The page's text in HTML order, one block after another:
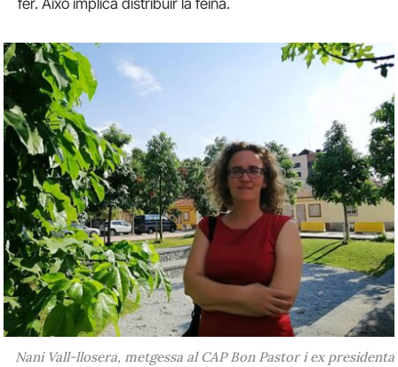
Nani Vall-llosera, metgessa al CAP Bon Pastor i ex presidenta